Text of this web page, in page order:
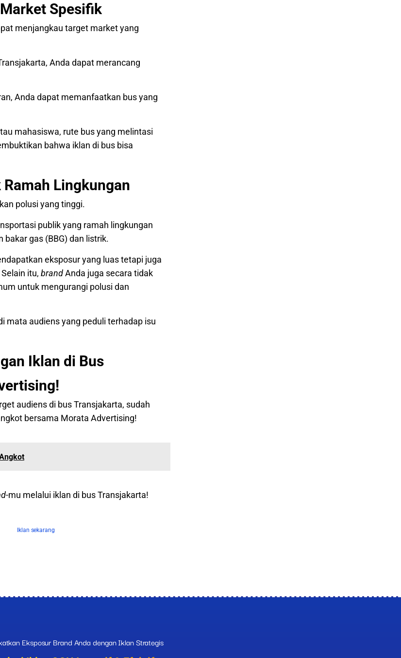
Spesifik
menjangkau target market yang
Anda dapat merancang
Anda dapat memanfaatkan bus yang
mahasiswa, rute bus yang melintasi
bahwa iklan di bus bisa
Lingkungan
polusi yang tinggi.
publik yang ramah lingkungan
gas (BBG) dan listrik.
eksposur yang luas tetapi juga
itu, brandAnda juga secara tidak
untuk mengurangi polusi dan
mata audiens yang peduli terhadap isu
Iklan di Bus
audiens di bus Transjakarta, sudah
bersama Morata Advertising!
-mu melalui iklan di bus Transjakarta!
Eksposur Brand Anda dengan Iklan Strategis